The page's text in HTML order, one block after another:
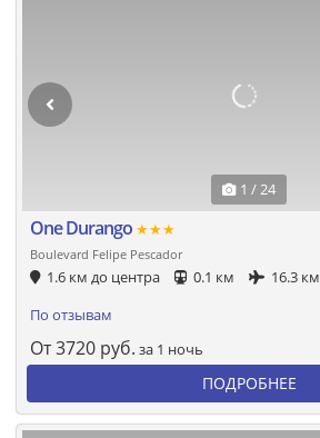
1 / 24
One Durango ★★★
Boulevard Felipe Pescador
1.6 км до центра 0.1 км
16.3 км
По отзывам
От3720 руб. за 1 ночь
ПОДРОБНЕЕ